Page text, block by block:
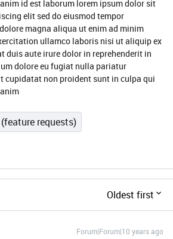
id est laborum lorem ipsum dolor sit
elit sed do eiusmod tempor
magna aliqua ut enim ad minim
ullamco laboris nisi ut aliquip ex
duis aute irure dolor in reprehenderit in
dolore eu fugiat nulla pariatur
cupidatat non proident sunt in culpa qui
requests)
Oldest first
Forum|Forum|10 years ago